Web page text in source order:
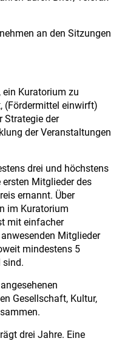
an den Sitzungen
Kuratorium zu
(Fördermittel einwirft)
Strategie der
der Veranstaltungen
drei und höchstens
Mitglieder des
ernannt. Über
im Kuratorium
mit einfacher
Mitglieder
mindestens 5
sind.
Gesellschaft, Kultur,
drei Jahre. Eine